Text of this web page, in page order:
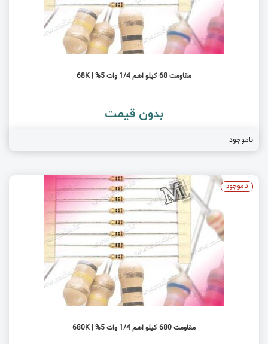
مقاومت 68 کیلو اهم 1/4 وات 5% | 68K
بدون قیمت
ناموجود
مقاومت 680 کیلو اهم 1/4 وات 5% | 680K
ناموجود